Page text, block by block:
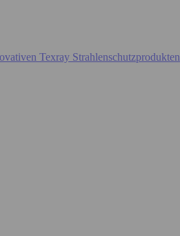
Texray Strahlenschutzprodukten